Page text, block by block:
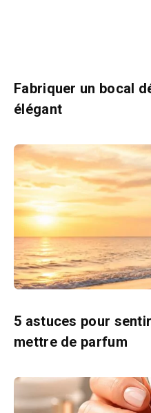
Fabriquer un bocal
élégant
5 astuces pour
mettre de parfum